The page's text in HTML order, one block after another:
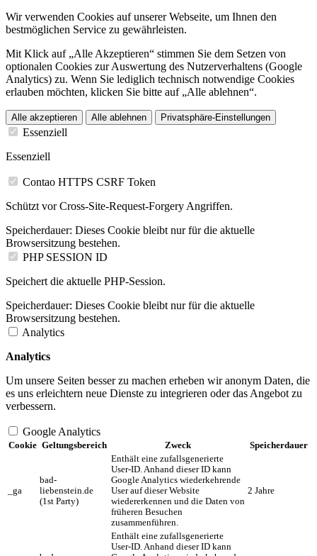
Wir verwenden Cookies auf unserer Webseite, um Ihnen den
bestmöglichen Service zu gewährleisten.
Mit Klick auf „Alle Akzeptieren“ stimmen Sie dem Setzen von
optionalen Cookies zur Auswertung des Nutzerverhaltens (Google
Analytics) zu. Wenn Sie lediglich technisch notwendige Cookies
erlauben möchten, klicken Sie bitte auf „Alle ablehnen“.
Alle akzeptieren Alle ablehnen Privatsphäre-Einstellungen
Essenziell
Essenziell
Contao HTTPS CSRF Token
Schützt vor Cross-Site-Request-Forgery Angriffen.
Speicherdauer: Dieses Cookie bleibt nur für die aktuelle
Browsersitzung bestehen.
PHP SESSION ID
Speichert die aktuelle PHP-Session.
Speicherdauer: Dieses Cookie bleibt nur für die aktuelle
Browsersitzung bestehen.
Analytics
Analytics
Um unsere Seiten besser zu machen erheben wir anonym Daten, die
es uns erleichtern neue Dienste zu integrieren oder das Angebot zu
verbessern.
Google Analytics
Cookie Geltungsbereich Zweck Speicherdauer
_ga
bad-
liebenstein.de
(1st Party)
Enthält eine zufallsgenerierte
User-ID. Anhand dieser ID kann
Google Analytics wiederkehrende
User auf dieser Website
wiedererkennen und die Daten von
früheren Besuchen
zusammenführen.
2 Jahre
Enthält eine zufallsgenerierte
User-ID. Anhand dieser ID kann